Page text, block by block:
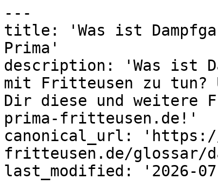
---
title: 'Was ist
Prima'
description: 'Was ist
mit Fritteusen zu tun?
Dir diese und weitere
prima-fritteusen.de!'
canonical_url: 'https://
fritteusen.de/glossar/
last_modified: '2026-